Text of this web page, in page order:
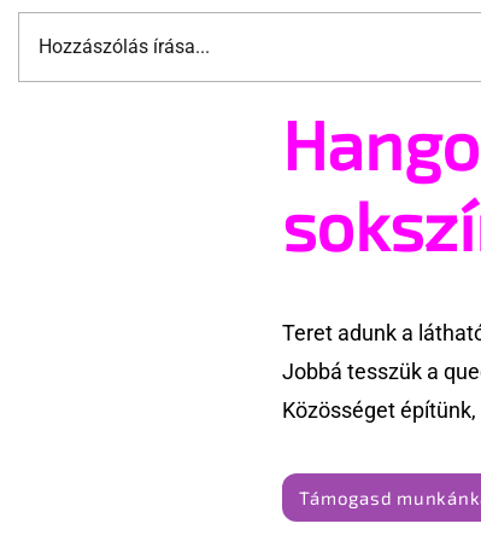
Jonathan Bailey új szerepben
Hozzászólás írása...
Teret adunk a
Jobbá tesszük a
Közösséget
Támogasd